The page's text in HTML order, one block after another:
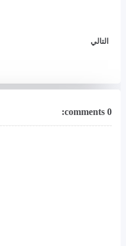
التالي
0 comments: